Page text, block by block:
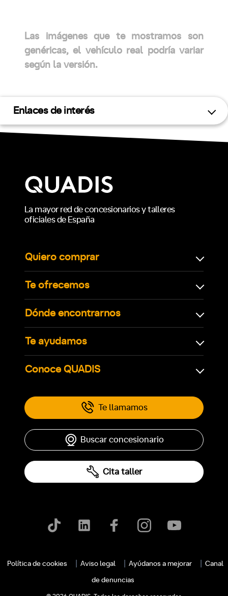
Las imágenes que te mostramos son
genéricas, el vehículo real podría variar
según la versión.
Enlaces de interés
La mayor red de concesionarios y talleres
oficiales de España
Quiero comprar
Te ofrecemos
Dónde encontrarnos
Te ayudamos
Conoce QUADIS
Te llamamos
Buscar concesionario
Cita taller
Política de cookies Aviso legal Ayúdanos a mejorar Canal
de denuncias